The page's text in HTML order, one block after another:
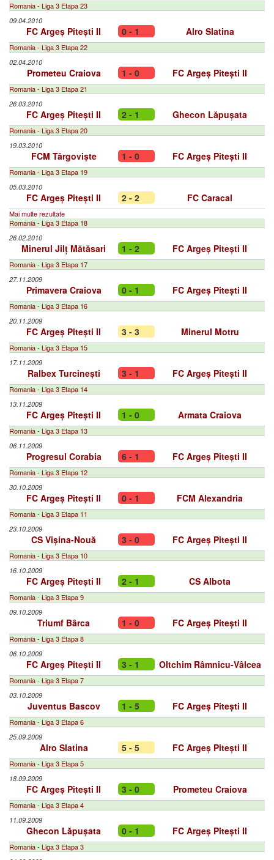
Romania - Liga 3 Etapa 23
09.04.2010
FC Argeș Pitești II 0 - 1 Alro Slatina
Romania - Liga 3 Etapa 22
02.04.2010
Prometeu Craiova 1 - 0 FC Argeș Pitești II
Romania - Liga 3 Etapa 21
26.03.2010
FC Argeș Pitești II 2 - 1 Ghecon Lăpușata
Romania - Liga 3 Etapa 20
19.03.2010
FCM Târgoviște 1 - 0 FC Argeș Pitești II
Romania - Liga 3 Etapa 19
05.03.2010
FC Argeș Pitești II 2 - 2 FC Caracal
Mai multe rezultate
Romania - Liga 3 Etapa 18
26.02.2010
Minerul Jilț Mătăsari 1 - 2 FC Argeș Pitești II
Romania - Liga 3 Etapa 17
27.11.2009
Primavera Craiova 0 - 1 FC Argeș Pitești II
Romania - Liga 3 Etapa 16
20.11.2009
FC Argeș Pitești II 3 - 3 Minerul Motru
Romania - Liga 3 Etapa 15
17.11.2009
Ralbex Turcinești 3 - 1 FC Argeș Pitești II
Romania - Liga 3 Etapa 14
13.11.2009
FC Argeș Pitești II 1 - 0 Armata Craiova
Romania - Liga 3 Etapa 13
06.11.2009
Progresul Corabia 6 - 1 FC Argeș Pitești II
Romania - Liga 3 Etapa 12
30.10.2009
FC Argeș Pitești II 0 - 1 FCM Alexandria
Romania - Liga 3 Etapa 11
23.10.2009
CS Vișina-Nouă 3 - 0 FC Argeș Pitești II
Romania - Liga 3 Etapa 10
16.10.2009
FC Argeș Pitești II 2 - 1 CS Albota
Romania - Liga 3 Etapa 9
09.10.2009
Triumf Bârca 1 - 0 FC Argeș Pitești II
Romania - Liga 3 Etapa 8
06.10.2009
FC Argeș Pitești II 3 - 1 Oltchim Râmnicu-Vâlcea
Romania - Liga 3 Etapa 7
03.10.2009
Juventus Bascov 1 - 5 FC Argeș Pitești II
Romania - Liga 3 Etapa 6
25.09.2009
Alro Slatina 5 - 5 FC Argeș Pitești II
Romania - Liga 3 Etapa 5
18.09.2009
FC Argeș Pitești II 3 - 0 Prometeu Craiova
Romania - Liga 3 Etapa 4
11.09.2009
Ghecon Lăpușata 0 - 1 FC Argeș Pitești II
Romania - Liga 3 Etapa 3